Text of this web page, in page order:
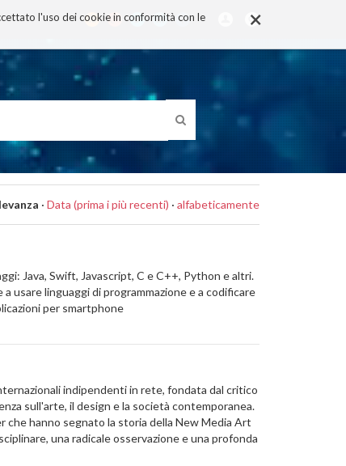
×
l'uso dei cookie in conformità con le
· Data (prima i più recenti) · alfabeticamente
Java, Swift, Javascript, C e C++, Python e altri.
usare linguaggi di programmazione e a codificare
per smartphone
indipendenti in rete, fondata dal critico
sull'arte, il design e la società contemporanea.
hanno segnato la storia della New Media Art
una radicale osservazione e una profonda